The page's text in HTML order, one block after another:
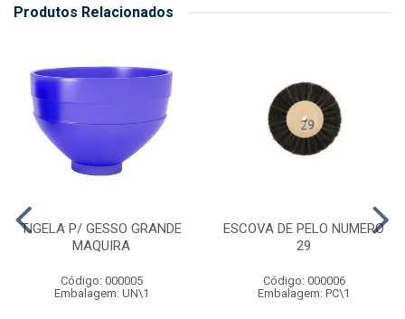
Produtos Relacionados
TIGELA P/ GESSO GRANDE
MAQUIRA
Código: 000005
Embalagem: UN\1
ESCOVA DE PELO NUMERO
29
Código: 000006
Embalagem: PC\1